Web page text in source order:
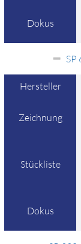
Dokus
SP
Hersteller
Zeichnung
Stückliste
Dokus